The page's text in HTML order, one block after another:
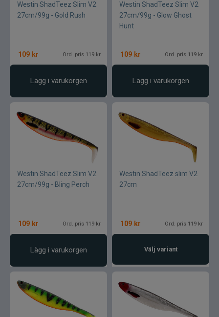
Westin ShadTeez Slim V2
27cm/99g - Gold Rush
109 kr Ord. pris 119 kr
Lägg i varukorgen
Westin ShadTeez Slim V2
27cm/99g - Glow Ghost
Hunt
109 kr Ord. pris 119 kr
Lägg i varukorgen
Westin ShadTeez Slim V2
27cm/99g - Bling Perch
109 kr Ord. pris 119 kr
Lägg i varukorgen
Westin ShadTeez slim V2
27cm
109 kr Ord. pris 119 kr
Välj variant